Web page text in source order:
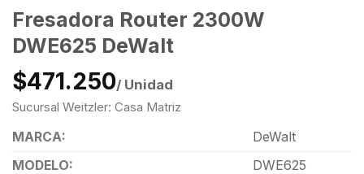
Fresadora Router 2300W
DWE625 DeWalt
$471.250/ Unidad
Sucursal Weitzler: Casa Matriz
MARCA:
DeWalt
MODELO:
DWE625